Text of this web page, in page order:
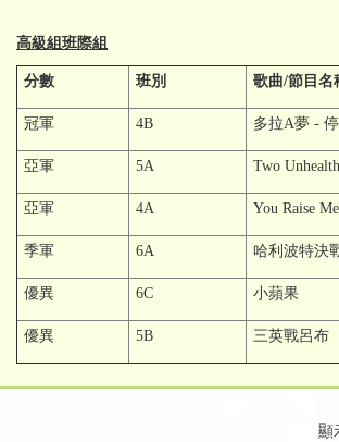
高級組班際組
分數 班別 歌曲/節目名
冠軍 4B 多拉A夢 -
亞軍 5A Two
亞軍 4A You Raise
季軍 6A 哈利波特決
優異 6C 小蘋果
優異 5B 三英戰呂布
顯